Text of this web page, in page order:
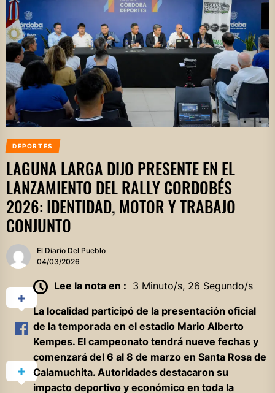
DEPORTES
LAGUNA LARGA DIJO PRESENTE EN EL
LANZAMIENTO DEL RALLY CORDOBÉS
2026: IDENTIDAD, MOTOR Y TRABAJO
CONJUNTO
El Diario Del Pueblo
04/03/2026
Lee la nota en : 3 Minuto/s, 26 Segundo/s
La localidad participó de la presentación oficial
de la temporada en el estadio Mario Alberto
Kempes. El campeonato tendrá nueve fechas y
comenzará del 6 al 8 de marzo en Santa Rosa de
Calamuchita. Autoridades destacaron su
impacto deportivo y económico en toda la